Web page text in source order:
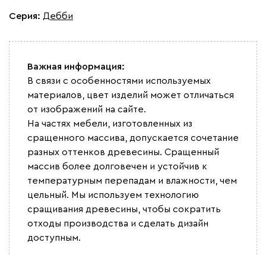
Серия: Дебби
Важная информация:
В связи с особенностями используемых
материалов, цвет изделий может отличаться
от изображений на сайте.
На частях мебели, изготовленных из
сращенного массива, допускается сочетание
разных оттенков древесины. Сращенный
массив более долговечен и устойчив к
температурным перепадам и влажности, чем
цельный. Мы используем технологию
сращивания древесины, чтобы сократить
отходы производства и сделать дизайн
доступным.